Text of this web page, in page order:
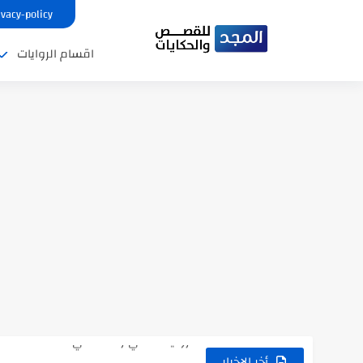
policy
اقسام الروايات